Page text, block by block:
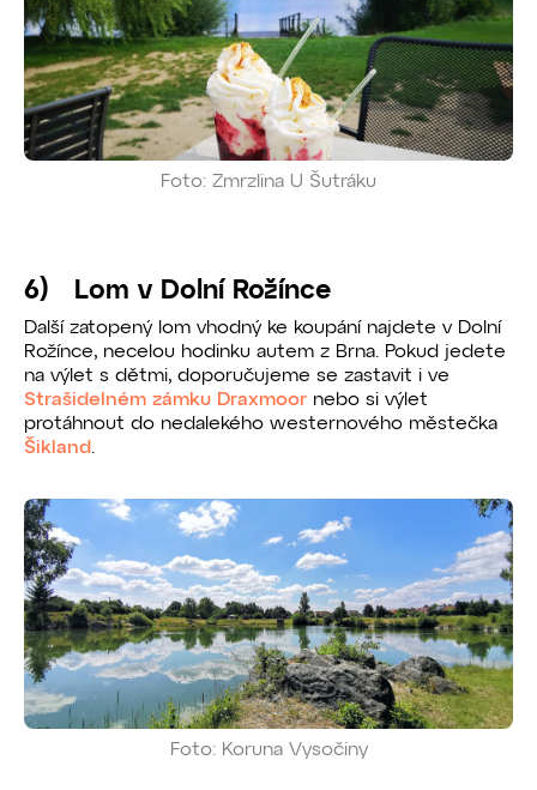
Foto: Zmrzlina U Šutráku
6) Lom v Dolní Rožínce
Další zatopený lom vhodný ke koupání najdete v Dolní
Rožínce, necelou hodinku autem z Brna. Pokud jedete
na výlet s dětmi, doporučujeme se zastavit i ve
Strašidelném zámku Draxmoor nebo si výlet
protáhnout do nedalekého westernového městečka
Šikland.
Foto: Koruna Vysočiny